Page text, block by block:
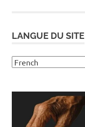
LANGUE DU SITE